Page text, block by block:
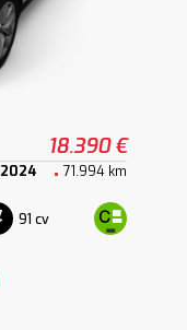
18.390 €
2024 71.994 km
91 cv